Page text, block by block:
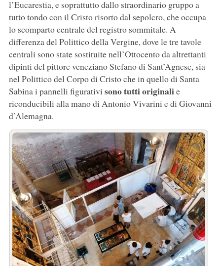
l’Eucarestia, e soprattutto dallo straordinario gruppo a
tutto tondo con il Cristo risorto dal sepolcro, che occupa
lo scomparto centrale del registro sommitale. A
differenza del Polittico della Vergine, dove le tre tavole
centrali sono state sostituite nell’Ottocento da altrettanti
dipinti del pittore veneziano Stefano di Sant’Agnese, sia
nel Polittico del Corpo di Cristo che in quello di Santa
Sabina i pannelli figurativi sono tutti originalie
riconducibili alla mano di Antonio Vivarini e di Giovanni
d’Alemagna.